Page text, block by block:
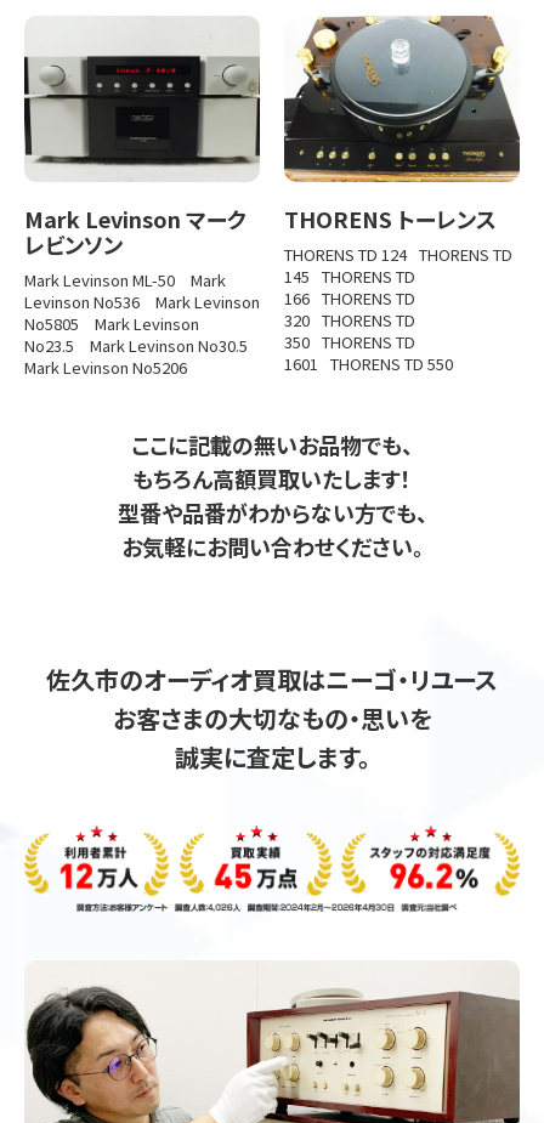
Mark Levinson マーク
レビンソン
Mark Levinson ML-50
Mark
Levinson No536
Mark Levinson
No5805
Mark Levinson
No23.5
Mark Levinson No30.5
Mark Levinson No5206
THORENS トーレンス
THORENS TD 124 THORENS TD
145 THORENS TD
166 THORENS TD
320 THORENS TD
350 THORENS TD
1601 THORENS TD 550
ここに記載の無いお品物でも、
もちろん高額買取いたします！
型番や品番がわからない方でも、
お気軽にお問い合わせください。
佐久市のオーディオ買取はニーゴ・リユース
お客さまの大切なもの・思いを
誠実に査定します。